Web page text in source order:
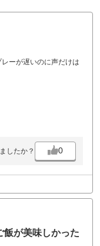
ーが遅いのに声だけは
したか？ 0
飯が美味しかった